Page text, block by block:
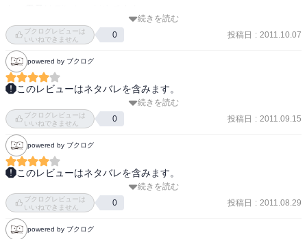
雪ノ下が何かを悟ったように言った。これには俺も同意だ。
つまり、ぼっちになると勉強できるよ！ということである。おい、
これ新剣ゼミのマンガに書いておけよ。”
この雪ノ下ちゃんの音楽集中云々台詞には頷くしかないよその通
り！って言いたくなる。
前巻よりラブ上昇。
終わりがちょっと気になる感じだけど。
しかしヒエログリフww
比企谷くんが撥ねられる原因は由比ケ浜ちゃんが作り比企谷くんを
撥ねた車には雪ノ下ちゃんが乗っていたのか…。
葉山くんもなかなか憎めないキャラだ。
小町ちゃん可愛い。
そして比企谷くん言動はともかく根は良い子だなー。
S.P. 奉仕部メンバーのメールのやりとりが面白かったです。
続きを読む
ブクログレビューは
いいねできません
0 投稿日 : 2011.10.07
powered by ブクログ
このレビューはネタバレを含みます。
テーマがきっちりついてるのがやっぱりいい。
リア充とも触れ合いがあったりで、事件やイベントにしっかり主人
公たちが向き合ってる点で、昨今の話題のラノベとは一線を画して
る気がする。
続きを読む
ブクログレビューは
いいねできません
0 投稿日 : 2011.09.15
powered by ブクログ
このレビューはネタバレを含みます。
まだ2巻だがよくある単純なハーレムものにはしていないのが好感が
持てる。
いろいろと次回以降に繋がりそうなネタも散りばめられていて続き
を読むのが楽しみになった。
続きを読む
ブクログレビューは
いいねできません
0 投稿日 : 2011.08.29
powered by ブクログ